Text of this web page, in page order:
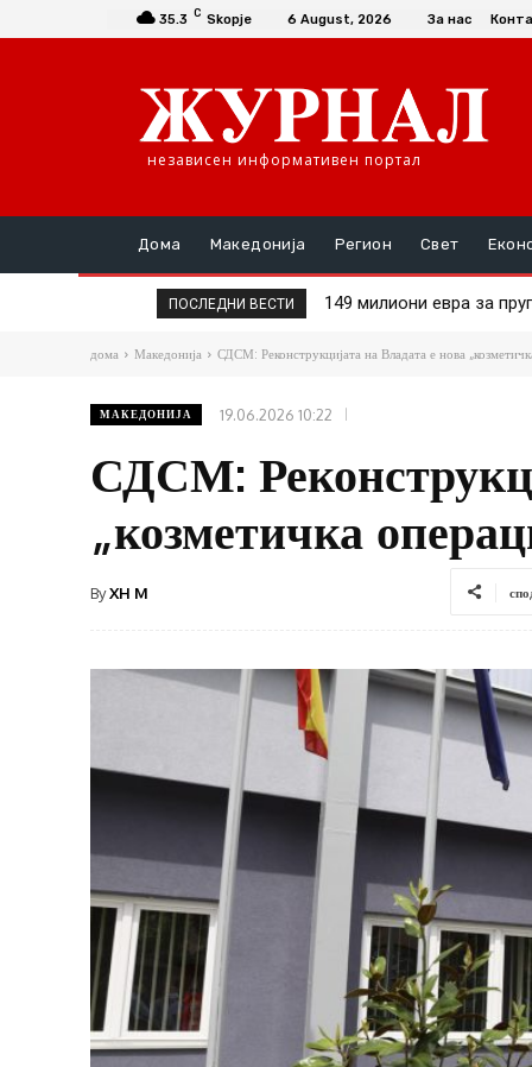
35.3 C Skopje 6 August, 2026 За нас
независен информативен портал
Дома Македонија Регион Свет
ПОСЛЕДНИ ВЕСТИ 149 милиони евра за
Шасивари оствари
дома Македонија СДСМ: Реконструкцијата на Владата е нова
МАКЕДОНИЈА 19.06.2026 10:22
СДСМ:
„козметичка
ByXH M